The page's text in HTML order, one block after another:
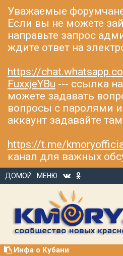
Уважаемые
Если вы не можете
направьте запрос
ждите ответ на
https://
FuxxjeYBu --- ссылка
можете задавать
вопросы с паролями
аккаунт задавайте
https://t.me/
канал для важных
ДОМОЙ
МЕНЮ
Инфа о Кубани